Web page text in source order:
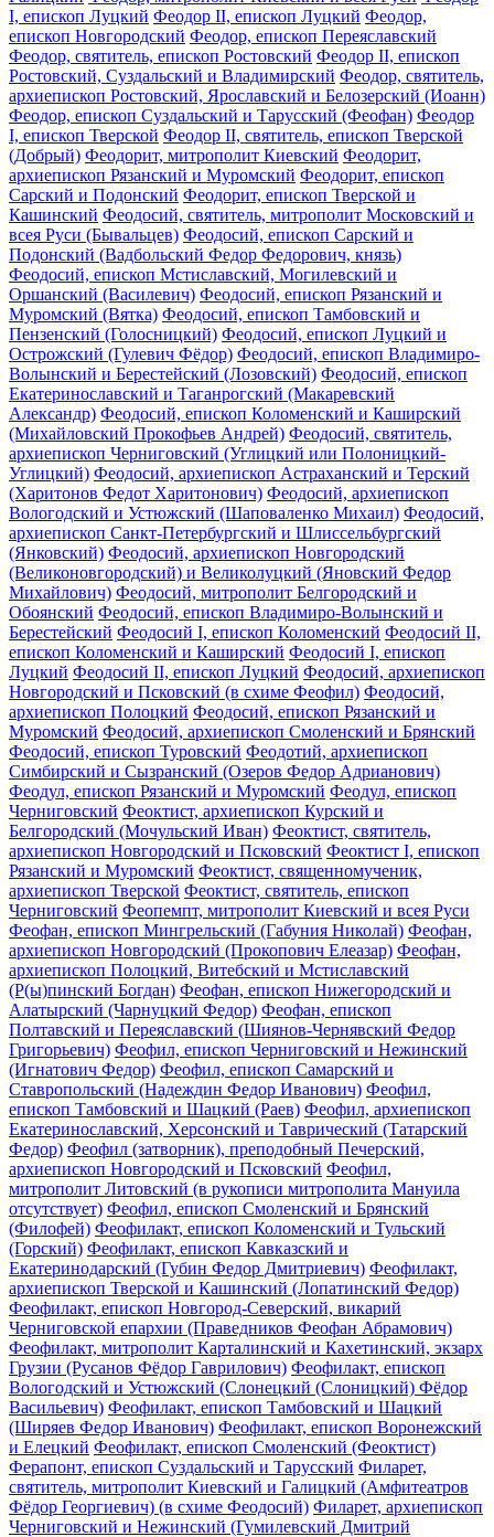
I, епископ Луцкий Феодор II, епископ Луцкий Феодор,
епископ Новгородский Феодор, епископ Переяславский
Феодор, святитель, епископ Ростовский Феодор II, епископ
Ростовский, Суздальский и Владимирский Феодор, святитель,
архиепископ Ростовский, Ярославский и Белозерский (Иоанн)
Феодор, епископ Суздальский и Тарусский (Феофан) Феодор
I, епископ Тверской Феодор II, святитель, епископ Тверской
(Добрый) Феодорит, митрополит Киевский Феодорит,
архиепископ Рязанский и Муромский Феодорит, епископ
Сарский и Подонский Феодорит, епископ Тверской и
Кашинский Феодосий, святитель, митрополит Московский и
всея Руси (Бывальцев) Феодосий, епископ Сарский и
Подонский (Вадбольский Федор Федорович, князь)
Феодосий, епископ Мстиславский, Могилевский и
Оршанский (Василевич) Феодосий, епископ Рязанский и
Муромский (Вятка) Феодосий, епископ Тамбовский и
Пензенский (Голосницкий) Феодосий, епископ Луцкий и
Острожский (Гулевич Фёдор) Феодосий, епископ Владимиро-
Волынский и Берестейский (Лозовский) Феодосий, епископ
Екатеринославский и Таганрогский (Макаревский
Александр) Феодосий, епископ Коломенский и Каширский
(Михайловский Прокофьев Андрей) Феодосий, святитель,
архиепископ Черниговский (Углицкий или Полоницкий-
Углицкий) Феодосий, архиепископ Астраханский и Терский
(Харитонов Федот Харитонович) Феодосий, архиепископ
Вологодский и Устюжский (Шаповаленко Михаил) Феодосий,
архиепископ Санкт-Петербургский и Шлиссельбургский
(Янковский) Феодосий, архиепископ Новгородский
(Великоновгородский) и Великолуцкий (Яновский Федор
Михайлович) Феодосий, митрополит Белгородский и
Обоянский Феодосий, епископ Владимиро-Волынский и
Берестейский Феодосий I, епископ Коломенский Феодосий II,
епископ Коломенский и Каширский Феодосий I, епископ
Луцкий Феодосий II, епископ Луцкий Феодосий, архиепископ
Новгородский и Псковский (в схиме Феофил) Феодосий,
архиепископ Полоцкий Феодосий, епископ Рязанский и
Муромский Феодосий, архиепископ Смоленский и Брянский
Феодосий, епископ Туровский Феодотий, архиепископ
Симбирский и Сызранский (Озеров Федор Адрианович)
Феодул, епископ Рязанский и Муромский Феодул, епископ
Черниговский Феоктист, архиепископ Курский и
Белгородский (Мочульский Иван) Феоктист, святитель,
архиепископ Новгородский и Псковский Феоктист I, епископ
Рязанский и Муромский Феоктист, священномученик,
архиепископ Тверской Феоктист, святитель, епископ
Черниговский Феопемпт, митрополит Киевский и всея Руси
Феофан, епископ Мингрельский (Габуния Николай) Феофан,
архиепископ Новгородский (Прокопович Елеазар) Феофан,
архиепископ Полоцкий, Витебский и Мстиславский
(Р(ы)пинский Богдан) Феофан, епископ Нижегородский и
Алатырский (Чарнуцкий Федор) Феофан, епископ
Полтавский и Переяславский (Шиянов-Чернявский Федор
Григорьевич) Феофил, епископ Черниговский и Нежинский
(Игнатович Федор) Феофил, епископ Самарский и
Ставропольский (Надеждин Федор Иванович) Феофил,
епископ Тамбовский и Шацкий (Раев) Феофил, архиепископ
Екатеринославский, Херсонский и Таврический (Татарский
Федор) Феофил (затворник), преподобный Печерский,
архиепископ Новгородский и Псковский Феофил,
митрополит Литовский (в рукописи митрополита Мануила
отсутствует) Феофил, епископ Смоленский и Брянский
(Филофей) Феофилакт, епископ Коломенский и Тульский
(Горский) Феофилакт, епископ Кавказский и
Екатеринодарский (Губин Федор Дмитриевич) Феофилакт,
архиепископ Тверской и Кашинский (Лопатинский Федор)
Феофилакт, епископ Новгород-Северский, викарий
Черниговской епархии (Праведников Феофан Абрамович)
Феофилакт, митрополит Карталинский и Кахетинский, экзарх
Грузии (Русанов Фёдор Гаврилович) Феофилакт, епископ
Вологодский и Устюжский (Слонецкий (Слоницкий) Фёдор
Васильевич) Феофилакт, епископ Тамбовский и Шацкий
(Ширяев Федор Иванович) Феофилакт, епископ Воронежский
и Елецкий Феофилакт, епископ Смоленский (Феоктист)
Ферапонт, епископ Суздальский и Тарусский Филарет,
святитель, митрополит Киевский и Галицкий (Амфитеатров
Фёдор Георгиевич) (в схиме Феодосий) Филарет, архиепископ
Черниговский и Нежинский (Гумилевский Дмитрий